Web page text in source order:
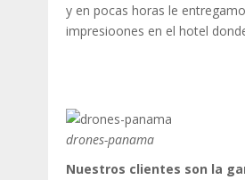
y en pocas horas le
impresioones en el hotel
drones-panama
Nuestros clientes son la